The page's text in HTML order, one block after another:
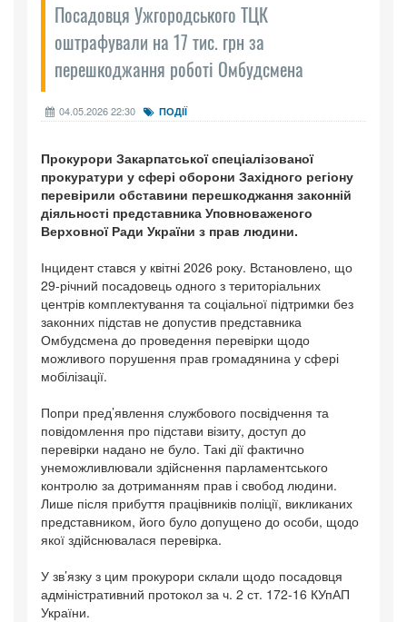
Посадовця Ужгородського ТЦК
оштрафували на 17 тис. грн за
перешкоджання роботі Омбудсмена
04.05.2026 22:30 ПОДІЇ
Прокурори Закарпатської спеціалізованої
прокуратури у сфері оборони Західного регіону
перевірили обставини перешкоджання законній
діяльності представника Уповноваженого
Верховної Ради України з прав людини.
Інцидент стався у квітні 2026 року. Встановлено, що
29-річний посадовець одного з територіальних
центрів комплектування та соціальної підтримки без
законних підстав не допустив представника
Омбудсмена до проведення перевірки щодо
можливого порушення прав громадянина у сфері
мобілізації.
Попри пред’явлення службового посвідчення та
повідомлення про підстави візиту, доступ до
перевірки надано не було. Такі дії фактично
унеможливлювали здійснення парламентського
контролю за дотриманням прав і свобод людини.
Лише після прибуття працівників поліції, викликаних
представником, його було допущено до особи, щодо
якої здійснювалася перевірка.
У зв’язку з цим прокурори склали щодо посадовця
адміністративний протокол за ч. 2 ст. 172-16 КУпАП
України.